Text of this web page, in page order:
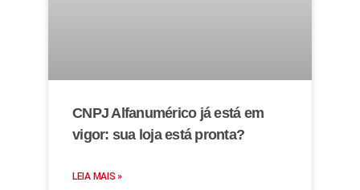
CNPJ Alfanumérico já está em
vigor: sua loja está pronta?
LEIA MAIS »